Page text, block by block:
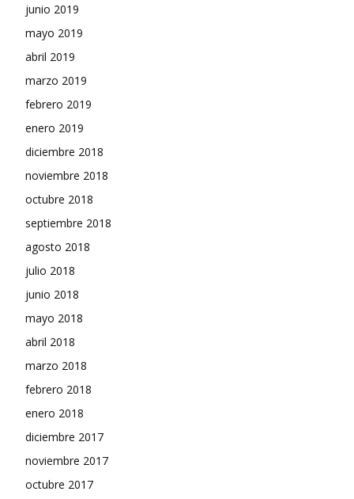
junio 2019
mayo 2019
abril 2019
marzo 2019
febrero 2019
enero 2019
diciembre 2018
noviembre 2018
octubre 2018
septiembre 2018
agosto 2018
julio 2018
junio 2018
mayo 2018
abril 2018
marzo 2018
febrero 2018
enero 2018
diciembre 2017
noviembre 2017
octubre 2017